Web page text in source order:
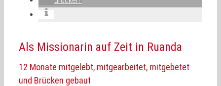
Als Missionarin auf Zeit in Ruanda
12 Monate mitgelebt, mitgearbeitet, mitgebetet
und Brücken gebaut